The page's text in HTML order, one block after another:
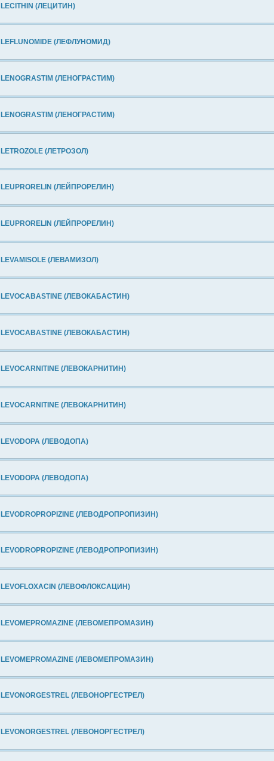
LECITHIN (ЛЕЦИТИН)
LEFLUNOMIDE (ЛЕФЛУНОМИД)
LENOGRASTIM (ЛЕНОГРАСТИМ)
LENOGRASTIM (ЛЕНОГРАСТИМ)
LETROZOLE (ЛЕТРОЗОЛ)
LEUPRORELIN (ЛЕЙПРОРЕЛИН)
LEUPRORELIN (ЛЕЙПРОРЕЛИН)
LEVAMISOLE (ЛЕВАМИЗОЛ)
LEVOCABASTINE (ЛЕВОКАБАСТИН)
LEVOCABASTINE (ЛЕВОКАБАСТИН)
LEVOCARNITINE (ЛЕВОКАРНИТИН)
LEVOCARNITINE (ЛЕВОКАРНИТИН)
LEVODOPA (ЛЕВОДОПА)
LEVODOPA (ЛЕВОДОПА)
LEVODROPROPIZINE (ЛЕВОДРОПРОПИЗИН)
LEVODROPROPIZINE (ЛЕВОДРОПРОПИЗИН)
LEVOFLOXACIN (ЛЕВОФЛОКСАЦИН)
LEVOMEPROMAZINE (ЛЕВОМЕПРОМАЗИН)
LEVOMEPROMAZINE (ЛЕВОМЕПРОМАЗИН)
LEVONORGESTREL (ЛЕВОНОРГЕСТРЕЛ)
LEVONORGESTREL (ЛЕВОНОРГЕСТРЕЛ)